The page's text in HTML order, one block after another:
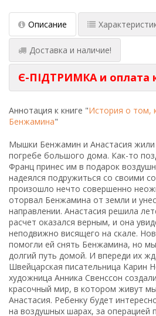
Описание
Доставка и наличие!
Є-ПІДТРИМКА и оплата
Аннотация к книге "История о том,
Бенжамина"
Мышки Бенжамин и Анастасия жили
погребе большого дома. Как-то
Франц принес им в подарок
надеялся подружиться со своими
произошло нечто совершенно
оторвал Бенжамина от земли и
направлении. Анастасия решила
расчет оказался верным, и она
неподвижно висящего на скале.
помогли ей снять Бенжамина, но
долгий путь домой. И впереди их
Швейцарская писательница Карин
художница Анника Свенссон
красочный мир, в котором живут
Анастасия. Ребенку будет
на воздушных шарах, за операцией